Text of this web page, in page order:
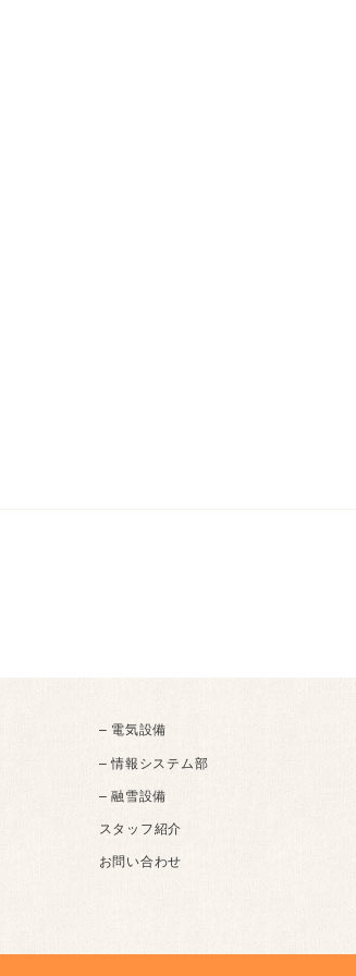
– 電気設備
– 情報システム部
– 融雪設備
スタッフ紹介
お問い合わせ